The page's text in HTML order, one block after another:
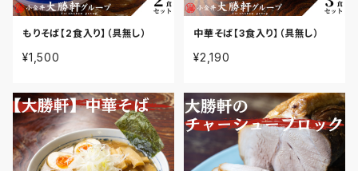
もりそば【2食入り】（具無し）
¥1,500
中華そば【3食入り】（具無し）
¥2,190